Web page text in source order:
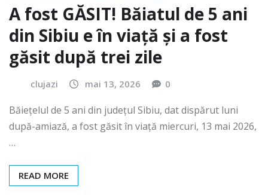
A fost GĂSIT! Băiatul de 5 ani
din Sibiu e în viață și a fost
găsit după trei zile
clujazi mai 13, 2026 0
Băiețelul de 5 ani din județul Sibiu, dat dispărut luni
după-amiază, a fost găsit în viață miercuri, 13 mai 2026,
…
READ MORE